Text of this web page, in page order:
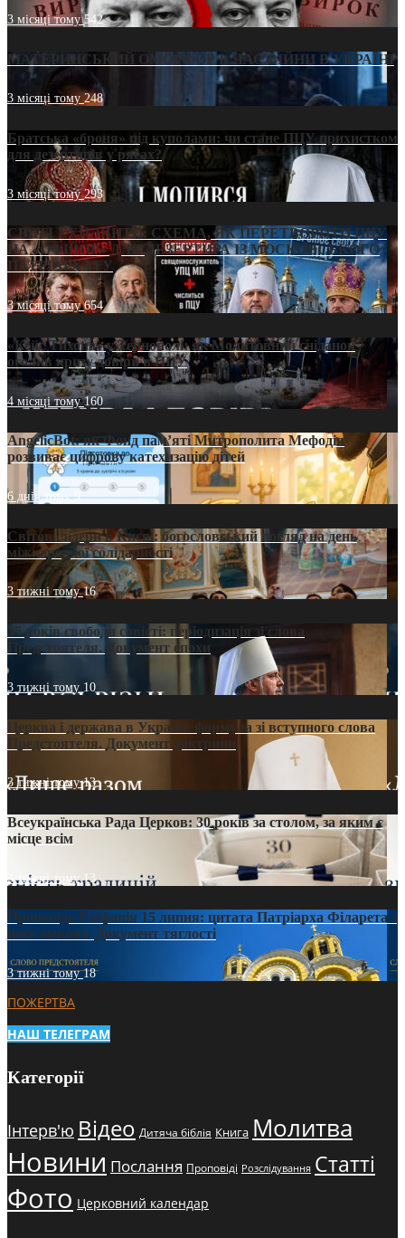
3 місяці тому542
МАТЕРИНСЬКИЙ ОМОРФОР В ЧАС ВІЙНИ В УКРАЇНІ
3 місяці тому248
Братська «броня» під куполами: чи стане ПЦУ прихистком
для дезертирів у рясах?
3 місяці тому293
СВЯТІ УХИЛЯНТИ: СХЕМА, ЯК ПЕРЕТВОРИТИ ПЦУ
НА «ОФШОР» ДЛЯ ДЕЗЕРТИРА ІЗ МОСКОВСЬКОГО
ПАТРІАРХАТУ
3 місяці тому654
«Кейс Тихона» у Тернополі: як Молитовний сніданок
оголив кризу довіри в ПЦУ
4 місяці тому160
AngelicBot: як Фонд пам’яті Митрополита Мефодія
розвиває цифрову катехизацію дітей
6 днів тому9
Світові лідери в Києві: богословський погляд на день
міжнародної солідарності
3 тижні тому16
35 років свободи совісті: періодизація зі слова
Предстоятеля. Документ епохи
3 тижні тому 10
Церква і держава в Україні: формула зі вступного слова
Предстоятеля. Документ доктрини
3 тижні тому13
Всеукраїнська Рада Церков: 30 років за столом, за яким є
місце всім
3 тижні тому13
Проповідь Епіфанія 15 липня: цитата Патріарха Філарета з
його амвона. Документ тяглості
3 тижні тому18
ПОЖЕРТВА
НАШ ТЕЛЕГРАМ
Категорії
Інтерв'ю Відео Дитяча біблія Книга Молитва
Новини Послання Проповіді Розслідування Статті
Фото Церковний календар